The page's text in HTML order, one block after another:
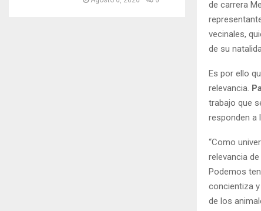
de carrera
vecinales,
de su
Es por ello
relevancia.
trabajo que
responden a
“Como
relevancia
Podemos
concientiza
de los